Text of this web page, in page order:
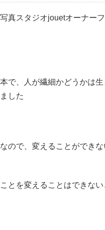
真スタジオjouetオーナー
で、人が繊細かどうかは生
した
ので、変えることができ
とを変えることはできな